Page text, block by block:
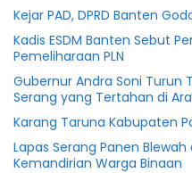
Kejar PAD, DPRD Banten
Kadis ESDM Banten Sebut
Pemeliharaan PLN
Gubernur Andra Soni Turun
Serang yang Tertahan di
Karang Taruna Kabupaten
Lapas Serang Panen
Kemandirian Warga Binaan